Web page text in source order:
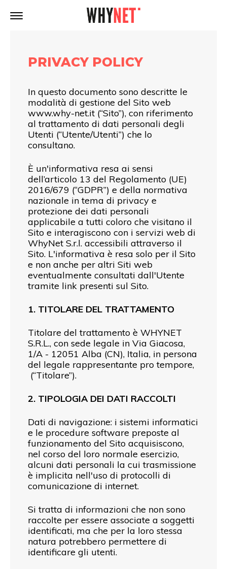
PRIVACY POLICY
In questo documento sono descritte le
modalità di gestione del Sito web
www.why-net.it (“Sito”), con riferimento
al trattamento di dati personali degli
Utenti (“Utente/Utenti”) che lo
consultano.
È un'informativa resa ai sensi
dell’articolo 13 del Regolamento (UE)
2016/679 (“GDPR”) e della normativa
nazionale in tema di privacy e
protezione dei dati personali
applicabile a tutti coloro che visitano il
Sito e interagiscono con i servizi web di
WhyNet S.r.l. accessibili attraverso il
Sito. L'informativa è resa solo per il Sito
e non anche per altri Siti web
eventualmente consultati dall'Utente
tramite link presenti sul Sito.
1. TITOLARE DEL TRATTAMENTO
Titolare del trattamento è WHYNET
S.R.L., con sede legale in Via Giacosa,
1/A - 12051 Alba (CN), Italia, in persona
del legale rappresentante pro tempore,
(“Titolare”).
2. TIPOLOGIA DEI DATI RACCOLTI
Dati di navigazione: i sistemi informatici
e le procedure software preposte al
funzionamento del Sito acquisiscono,
nel corso del loro normale esercizio,
alcuni dati personali la cui trasmissione
è implicita nell'uso di protocolli di
comunicazione di internet.
Si tratta di informazioni che non sono
raccolte per essere associate a soggetti
identificati, ma che per la loro stessa
natura potrebbero permettere di
identificare gli utenti.